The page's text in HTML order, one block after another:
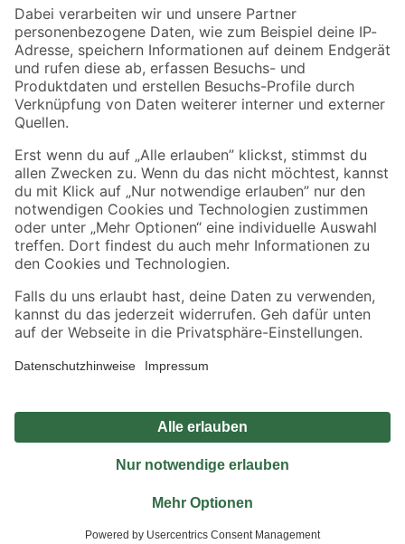
Zahlungsarten Versandarten
Sicher einkaufen
Jetzt die toom-App herunterladen
Alle Preisangaben in EUR inkl. gesetzl. MwSt.. Die dargestellten Angebote sind unter
Umständen nicht in allen Märkten verfügbar. Die angegebenen Verfügbarkeiten beziehen
Produkte nur solange der Vorrat reicht.
*Paketversand ab 59 € versandkostenfrei, gilt nicht für Artikel mit Speditionsversand, hier
Privatsphäre Impressum
Nutzungsbedingungen
Widerrufsrecht
Vertrag widerrufen
© 2026 toom Baumarkt GmbH